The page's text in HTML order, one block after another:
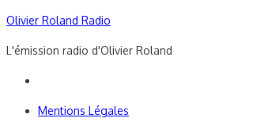
Skip
content
Olivier Roland Radio
L'émission radio d'Olivier Roland
Mentions Légales